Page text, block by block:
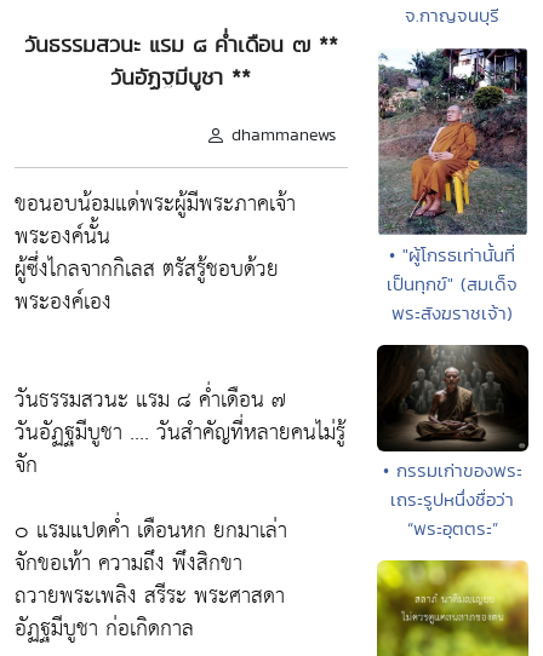
วันธรรมสวนะ แรม ๘ ค่ำเดือน ๗ **
วันอัฏฐมีบูชา **
dhammanews
ขอนอบน้อมแด่พระผู้มีพระภาคเจ้า
พระองค์นั้น
ผู้ซึ่งไกลจากกิเลส ตรัสรู้ชอบด้วย
พระองค์เอง
วันธรรมสวนะ แรม ๘ ค่ำเดือน ๗
วันอัฏฐมีบูชา .... วันสำคัญที่หลายคนไม่รู้
จัก
๐ แรมแปดค่ำ เดือนหก ยกมาเล่า
จักขอเท้า ความถึง พึงสิกขา
ถวายพระเพลิง สรีระ พระศาสดา
อัฏฐมีบูชา ก่อเกิดกาล
จ.กาญจนบุรี
• "ผู้โกรธเท่านั้นที่
เป็นทุกข์" (สมเด็จ
พระสังฆราชเจ้า)
• กรรมเก่าของพระ
เถระรูปหนึ่งชื่อว่า
“พระอุตตระ”